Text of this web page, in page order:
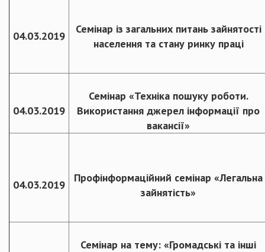
04.03.2019
Семінар із загальних питань зайнятості
населення та стану ринку праці
04.03.2019
Семінар «Техніка пошуку роботи.
Використання джерел інформації про
вакансії»
04.03.2019
Профінформаційний семінар «Легальна
зайнятість»
Семінар на тему: «Громадські та інші